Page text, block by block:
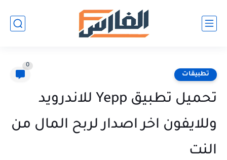
تطبيقات
0
تحميل تطبيق Yepp للاندرويد
وللايفون اخر اصدار لربح المال من
النت